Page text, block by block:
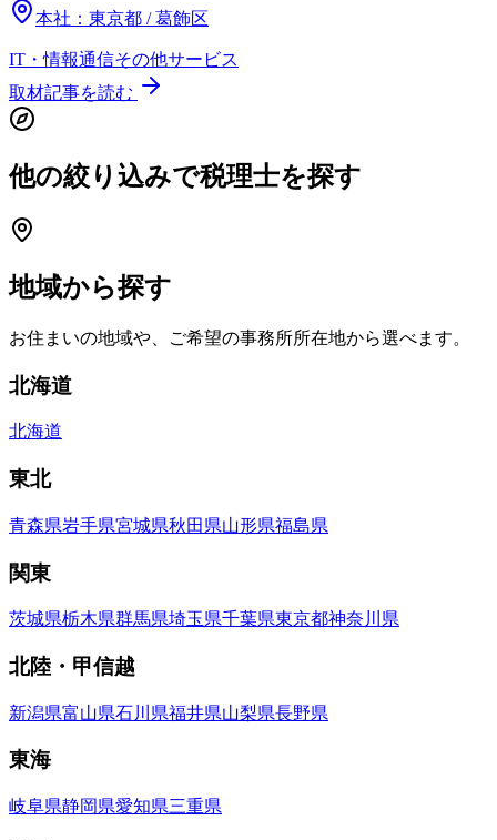
本社： 東京都 / 葛飾区
IT・情報通信その他サービス
取材記事を読む
他の絞り込みで税理士を探す
地域から探す
お住まいの地域や、ご希望の事務所所在地から選べます。
北海道
北海道
東北
青森県岩手県宮城県秋田県山形県福島県
関東
茨城県栃木県群馬県埼玉県千葉県東京都神奈川県
北陸・甲信越
新潟県富山県石川県福井県山梨県長野県
東海
岐阜県静岡県愛知県三重県